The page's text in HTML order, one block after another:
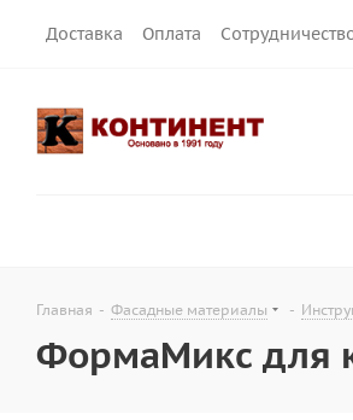
Доставка Оплата
Главная - Фасадные материалы -
ФормаМикс для